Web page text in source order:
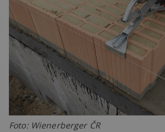
Foto: Wienerberger ČR